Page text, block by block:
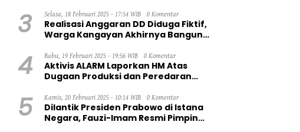
3 Selasa, 18 Februari 2025 - 17:54 WIB 0 Komentar
Realisasi Anggaran DD Diduga Fiktif,
Warga Kangayan Akhirnya Bangun
4 Rabu, 19 Februari 2025 - 19:56 WIB 0 Komentar
Aktivis ALARM Laporkan HM Atas
Dugaan Produksi dan Peredaran
5 Kamis, 20 Februari 2025 - 10:14 WIB 0 Komentar
Dilantik Presiden Prabowo di Istana
Negara, Fauzi-Imam Resmi Pimpin